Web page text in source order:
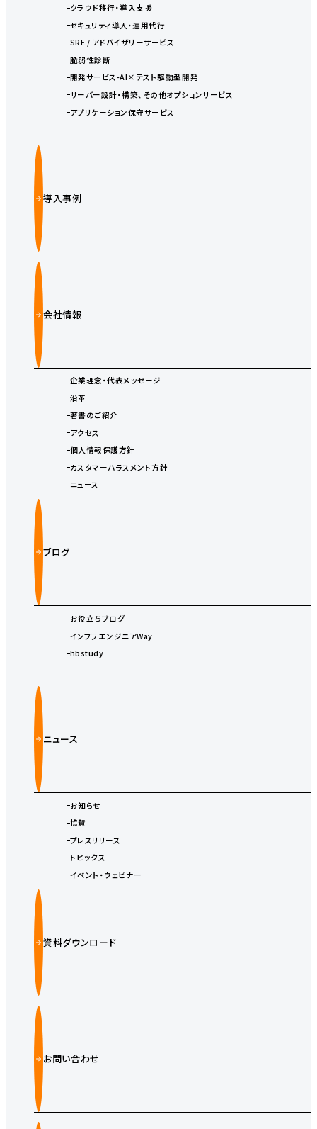
クラウド移行・導入支援
セキュリティ導入・運用代行
SRE / アドバイザリーサービス
脆弱性診断
開発サービス-AI×テスト駆動型開発
サーバー設計・構築、その他オプションサービス
アプリケーション保守サービス
導入事例
会社情報
企業理念・代表メッセージ
沿革
著書のご紹介
アクセス
個人情報保護方針
カスタマーハラスメント方針
ニュース
ブログ
お役立ちブログ
インフラエンジニアWay
hbstudy
ニュース
お知らせ
協賛
プレスリリース
トピックス
イベント・ウェビナー
資料ダウンロード
お問い合わせ